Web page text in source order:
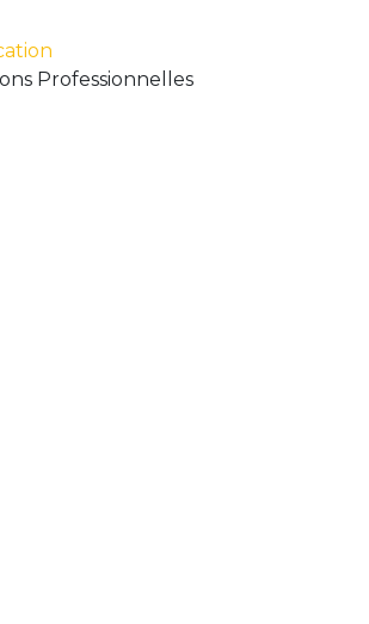
Professionnelles